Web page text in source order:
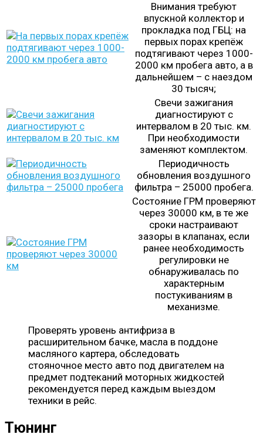
Внимания требуют
впускной коллектор и
прокладка под ГБЦ: на
первых порах крепёж
подтягивают через 1000-
2000 км пробега авто, а в
дальнейшем – с наездом
30 тысяч;
Свечи зажигания
диагностируют с
интервалом в 20 тыс. км.
При необходимости
заменяют комплектом.
Периодичность
обновления воздушного
фильтра – 25000 пробега.
Состояние ГРМ проверяют
через 30000 км, в те же
сроки настраивают
зазоры в клапанах, если
ранее необходимость
регулировки не
обнаруживалась по
характерным
постукиваниям в
механизме.
Проверять уровень антифриза в
расширительном бачке, масла в поддоне
масляного картера, обследовать
стояночное место авто под двигателем на
предмет подтеканий моторных жидкостей
рекомендуется перед каждым выездом
техники в рейс.
Тюнинг